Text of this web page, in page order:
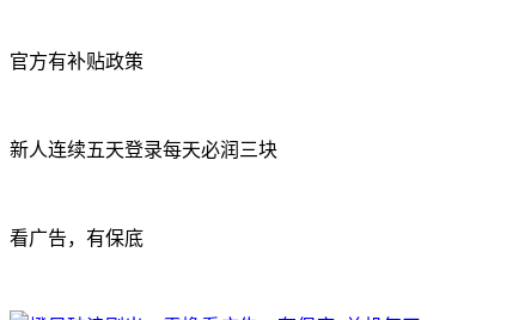
官方有补贴政策
新人连续五天登录每天必润三块
看广告，有保底